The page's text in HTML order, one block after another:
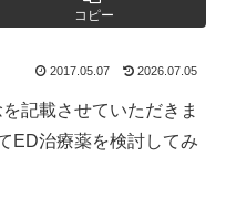
コピー
2017.05.07 2026.07.05
記載させていただきま
ED治療薬を検討してみ